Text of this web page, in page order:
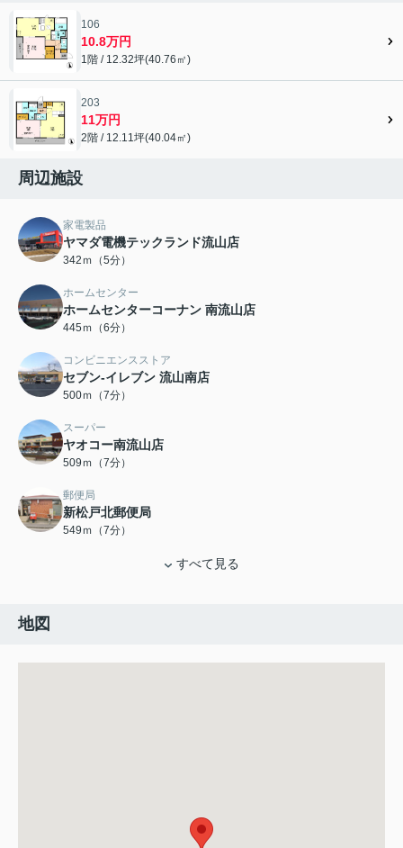
106
10.8万円
1階 / 12.32坪(40.76㎡)
203
11万円
2階 / 12.11坪(40.04㎡)
周辺施設
家電製品
ヤマダ電機テックランド流山店
342ｍ（5分）
ホームセンター
ホームセンターコーナン 南流山店
445ｍ（6分）
コンビニエンスストア
セブン-イレブン 流山南店
500ｍ（7分）
スーパー
ヤオコー南流山店
509ｍ（7分）
郵便局
新松戸北郵便局
549ｍ（7分）
すべて見る
地図